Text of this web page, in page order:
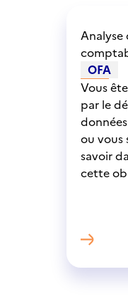
Analyse
OFA
Vous
par le
ou vous
savoir
cette